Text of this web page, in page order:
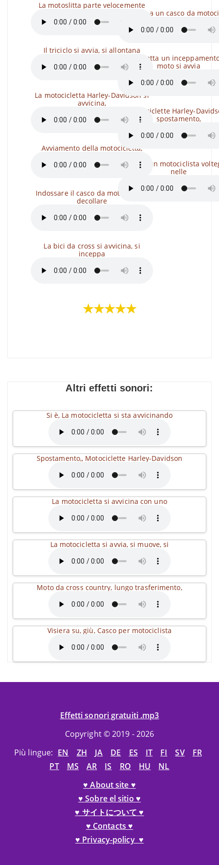
La motoslitta parte velocemente
Il triciclo si avvia, si allontana
La motocicletta Harley-Davidson si
avvicina,
Avviamento della motocicletta,
Indossare il casco da motociclista,
decollare
La bici da cross si avvicina, si
inceppa
Bussare a un casco da
Si aspetta un
moto si avvia
Motociclette Harley-
spostamento,
Casco di un motociclista
nelle
★★★★★
Altri effetti sonori:
Si è, La motocicletta si sta avvicinando
Spostamento,, Motociclette Harley-Davidson
La motocicletta si avvicina con uno
La motocicletta si avvia, si muove, si
Moto da cross country, lungo trasferimento,
Visiera su, giù, Casco per motociclista
Effetti sonori gratuiti .mp3
Copyright © 2019 - 2026
Più lingue: EN ZH JA DE ES IT FI SV
FR
PT
MS AR IS RO HU
NL
♥ About site ♥
♥ Sobre el sitio ♥
♥ サイトについて ♥
♥ Contacts ♥
♥ Privacy-policy ♥